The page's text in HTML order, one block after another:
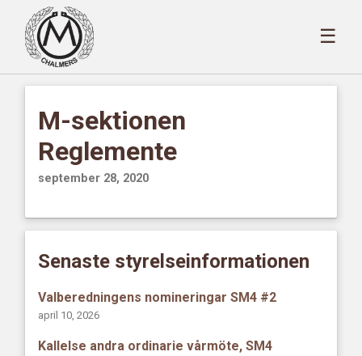
☰
M-sektionen
Reglemente
september 28, 2020
Senaste styrelseinformationen
Valberedningens nomineringar SM4 #2
april 10, 2026
Kallelse andra ordinarie vårmöte, SM4